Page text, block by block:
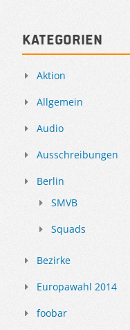
Kategorien
Aktion
Allgemein
Audio
Ausschreibungen
Berlin
SMVB
Squads
Bezirke
Europawahl 2014
foobar